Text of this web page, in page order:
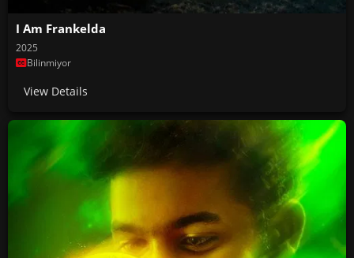
I Am Frankelda
2025
Bilinmiyor
View Details